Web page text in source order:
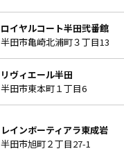
ロイヤルコート半田弐番館
半田市亀崎北浦町３丁目13
リヴィエール半田
半田市東本町１丁目6
レインボーティアラ東成岩
半田市旭町２丁目27-1